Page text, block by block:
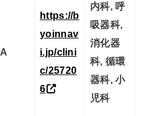
https://b
yoinnav
i.jp/clini
c/25720
6
内科, 呼
吸器科,
消化器
科, 循環
器科, 小
児科